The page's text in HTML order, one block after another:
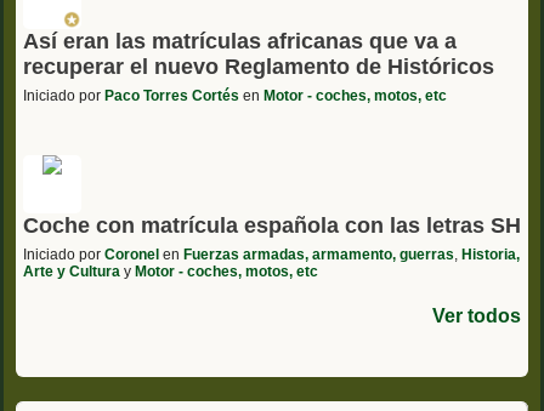
Así eran las matrículas africanas que va a
recuperar el nuevo Reglamento de Históricos
Iniciado por Paco Torres Cortés en Motor - coches, motos, etc
Coche con matrícula española con las letras SH
Iniciado por Coronel en Fuerzas armadas, armamento, guerras Historia,
Arte y Cultura y Motor - coches, motos, etc
Ver todos